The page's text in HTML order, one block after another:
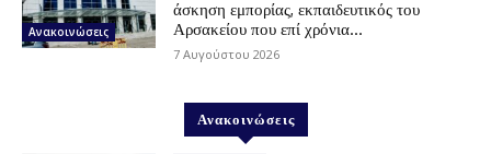
Ανακοινώσεις
άσκηση εμπορίας, εκπαιδευτικός του
Αρσακείου που επί χρόνια...
7 Αυγούστου 2026
Ανακοινώσεις